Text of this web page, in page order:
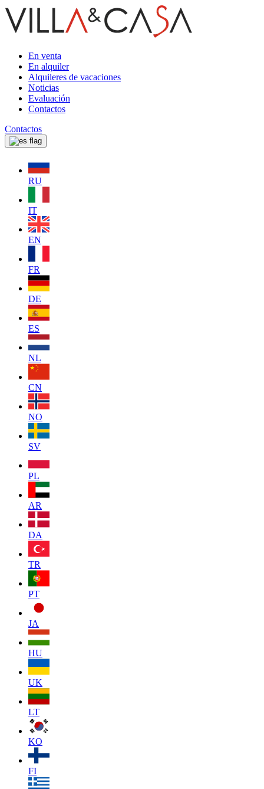
En venta
En alquiler
Alquileres de vacaciones
Noticias
Evaluación
Contactos
Contactos
RU
IT
EN
FR
DE
ES
NL
CN
NO
SV
PL
AR
DA
TR
PT
JA
HU
UK
LT
KO
FI